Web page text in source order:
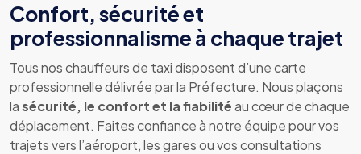
Confort, sécurité et
professionnalisme à chaque trajet
Tous nos chauffeurs de taxi disposent d’une carte
professionnelle délivrée par la Préfecture. Nous plaçons
lasécurité, le confort et la fiabilitéau cœur de chaque
déplacement. Faites confiance à notre équipe pour vos
trajets vers l’aéroport, les gares ou vos consultations